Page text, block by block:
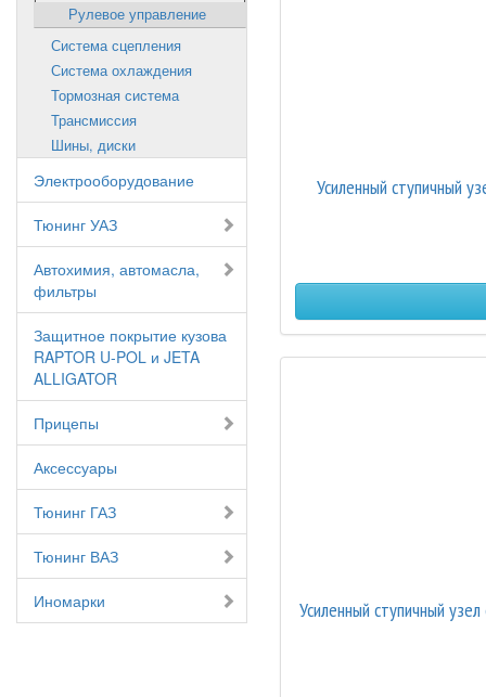
Рулевое управление
Система сцепления
Система охлаждения
Тормозная система
Трансмиссия
Шины, диски
Электрооборудование
Тюнинг УАЗ
Автохимия, автомасла,
фильтры
Защитное покрытие кузова
RAPTOR U-POL и JETA
ALLIGATOR
Прицепы
Аксессуары
Тюнинг ГАЗ
Тюнинг ВАЗ
Иномарки
Усиленный
Усиленный ступичный